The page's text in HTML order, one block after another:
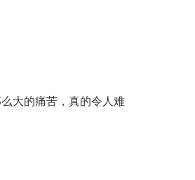
大的痛苦，真的令人难